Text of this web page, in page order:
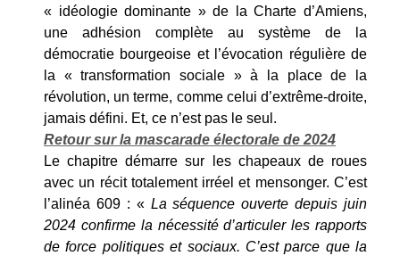
« idéologie dominante » de la Charte d’Amiens,
une adhésion complète au système de la
démocratie bourgeoise et l’évocation régulière de
la « transformation sociale » à la place de la
révolution, un terme, comme celui d’extrême-droite,
jamais défini. Et, ce n’est pas le seul.
Retour sur la mascarade électorale de 2024
Le chapitre démarre sur les chapeaux de roues
avec un récit totalement irréel et mensonger. C’est
l’alinéa 609 : « La séquence ouverte depuis juin
2024 confirme la nécessité d’articuler les rapports
de force politiques et sociaux. C’est parce que la